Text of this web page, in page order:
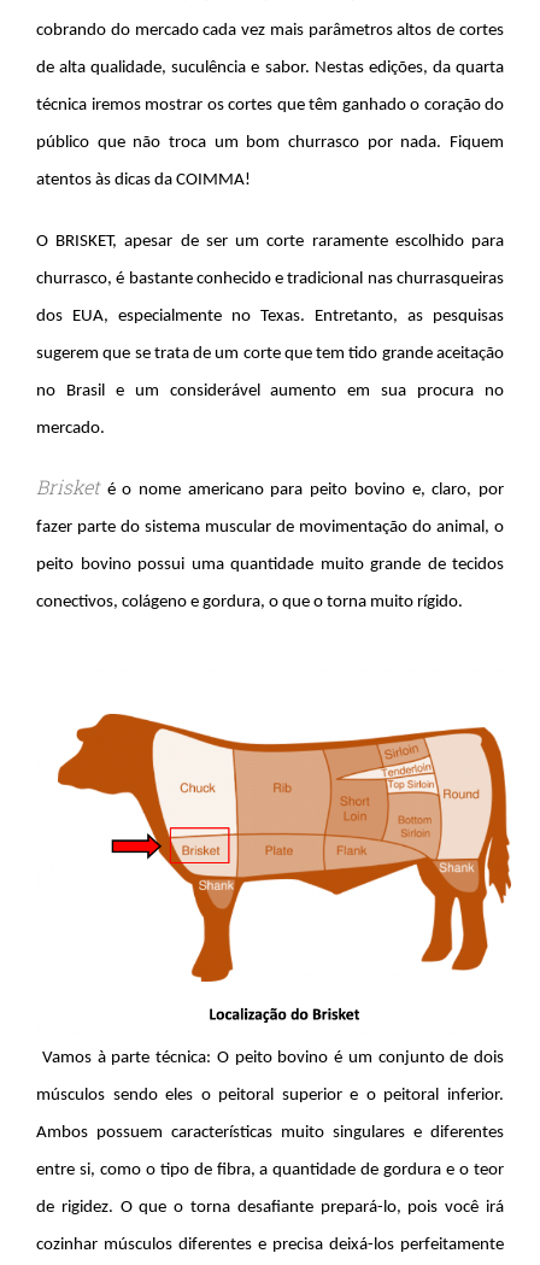
cobrando do mercado cada vez mais parâmetros altos de cortes
de alta qualidade, suculência e sabor. Nestas edições, da quarta
técnica iremos mostrar os cortes que têm ganhado o coração do
público que não troca um bom churrasco por nada. Fiquem
atentos às dicas da COIMMA!
O BRISKET, apesar de ser um corte raramente escolhido para
churrasco, é bastante conhecido e tradicional nas churrasqueiras
dos EUA, especialmente no Texas. Entretanto, as pesquisas
sugerem que se trata de um corte que tem tido grande aceitação
no Brasil e um considerável aumento em sua procura no
mercado.
Brisketé o nome americano para peito bovino e, claro, por
fazer parte do sistema muscular de movimentação do animal, o
peito bovino possui uma quantidade muito grande de tecidos
conectivos, colágeno e gordura, o que o torna muito rígido.
Vamos à parte técnica: O peito bovino é um conjunto de dois
músculos sendo eles o peitoral superior e o peitoral inferior.
Ambos possuem características muito singulares e diferentes
entre si, como o tipo de fibra, a quantidade de gordura e o teor
de rigidez. O que o torna desafiante prepará-lo, pois você irá
cozinhar músculos diferentes e precisa deixá-los perfeitamente